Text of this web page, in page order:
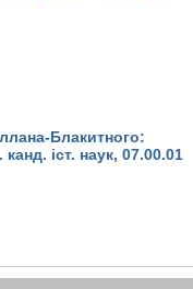
Блакитного:
іст. наук, 07.00.01